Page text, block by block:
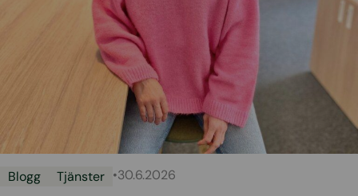
Blogg Tjänster •30.6.2026